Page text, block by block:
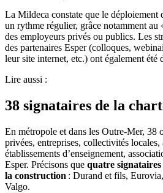
La Mildeca constate que le déploiement
un rythme régulier, grâce notamment au
des employeurs privés ou publics. Les
des partenaires Esper (colloques,
leur site internet, etc.) ont également été
Lire aussi :
38 signataires de la
En métropole et dans les Outre-Mer, 38
privées, entreprises, collectivités locales,
établissements d’enseignement,
Esper. Précisons que quatre signataires
la construction : Durand et fils,
Valgo.